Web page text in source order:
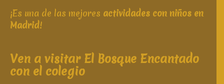
¡Es una de las mejores actividades con niños en
Madrid!
Ven a visitar El Bosque Encantado
con el colegio